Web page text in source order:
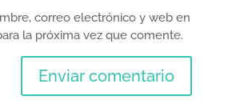
correo electrónico y web en
la próxima vez que comente.